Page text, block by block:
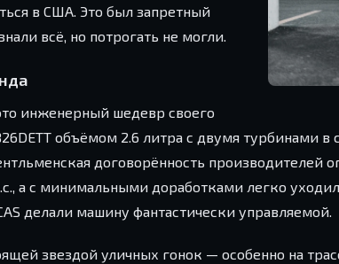
в США. Это был запретный
всё, но потрогать не могли.
инженерный шедевр своего
объёмом 2.6 литра с двумя турбинами
договорённость производителей
а с минимальными доработками легко уходил
делали машину фантастически управляемой.
звездой уличных гонок — особенно на